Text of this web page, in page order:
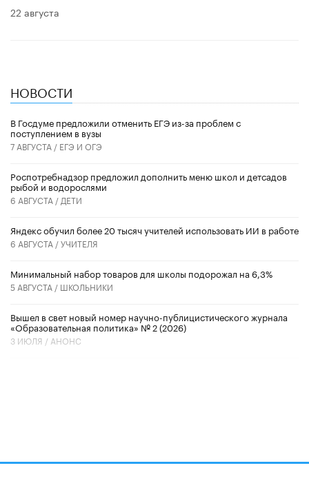
22 августа
НОВОСТИ
В Госдуме предложили отменить ЕГЭ из-за проблем с
поступлением в вузы
7 АВГУСТА / ЕГЭ И ОГЭ
Роспотребнадзор предложил дополнить меню школ и детсадов
рыбой и водорослями
6 АВГУСТА / ДЕТИ
​Яндекс обучил более 20 тысяч учителей использовать ИИ в работе
6 АВГУСТА /УЧИТЕЛЯ
Минимальный набор товаров для школы подорожал на 6,3%
5 АВГУСТА / ШКОЛЬНИКИ
Вышел в свет новый номер научно-публицистического журнала
«Образовательная политика» № 2 (2026)
3 ИЮЛЯ / АНОНС